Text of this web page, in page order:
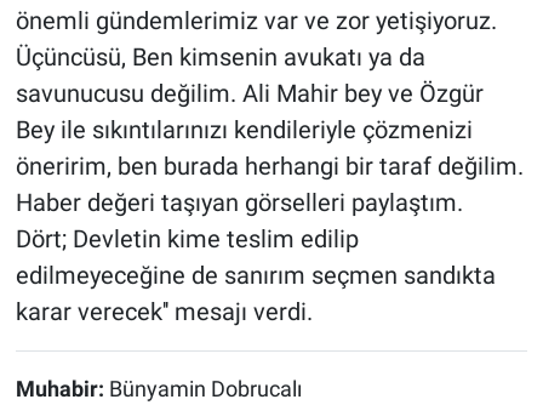
önemli gündemlerimiz var ve zor yetişiyoruz.
Üçüncüsü, Ben kimsenin avukatı ya da
savunucusu değilim. Ali Mahir bey ve Özgür
Bey ile sıkıntılarınızı kendileriyle çözmenizi
öneririm, ben burada herhangi bir taraf değilim.
Haber değeri taşıyan görselleri paylaştım.
Dört; Devletin kime teslim edilip
edilmeyeceğine de sanırım seçmen sandıkta
karar verecek'' mesajı verdi.
Muhabir: Bünyamin Dobrucalı